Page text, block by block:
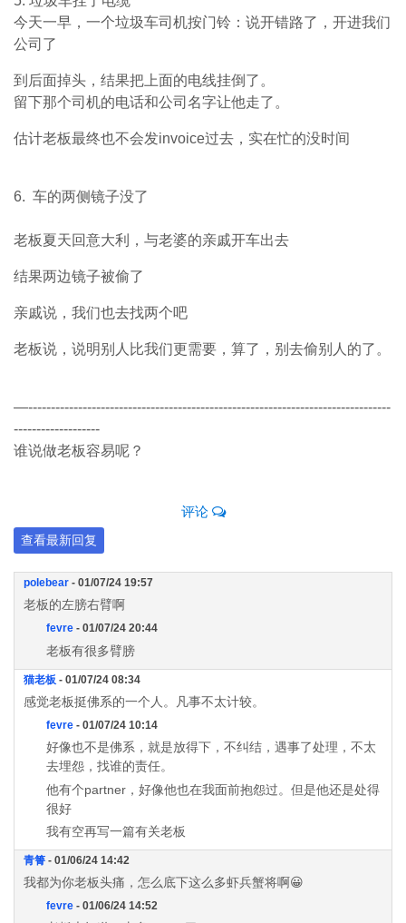
今天一早，一个垃圾车司机按门铃：说开错路了，开进我们
公司了
到后面掉头，结果把上面的电线挂倒了。
留下那个司机的电话和公司名字让他走了。
估计老板最终也不会发invoice过去，实在忙的没时间
6. 车的两侧镜子没了
老板夏天回意大利，与老婆的亲戚开车出去
结果两边镜子被偷了
亲戚说，我们也去找两个吧
老板说，说明别人比我们更需要，算了，别去偷别人的了。
—--------------------------------------------------------------------------------
-------------------
谁说做老板容易呢？
评论
查看最新回复
polebear - 01/07/24 19:57
老板的左膀右臂啊
fevre - 01/07/24 20:44
老板有很多臂膀
猫老板 - 01/07/24 08:34
感觉老板挺佛系的一个人。凡事不太计较。
fevre - 01/07/24 10:14
好像也不是佛系，就是放得下，不纠结，遇事了处理，不太
去埋怨，找谁的责任。
他有个partner，好像他也在我面前抱怨过。但是他还是处得
很好
我有空再写一篇有关老板
青箐 - 01/06/24 14:42
我都为你老板头痛，怎么底下这么多虾兵蟹将啊😀
fevre - 01/06/24 14:52